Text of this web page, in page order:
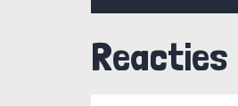
Reacties